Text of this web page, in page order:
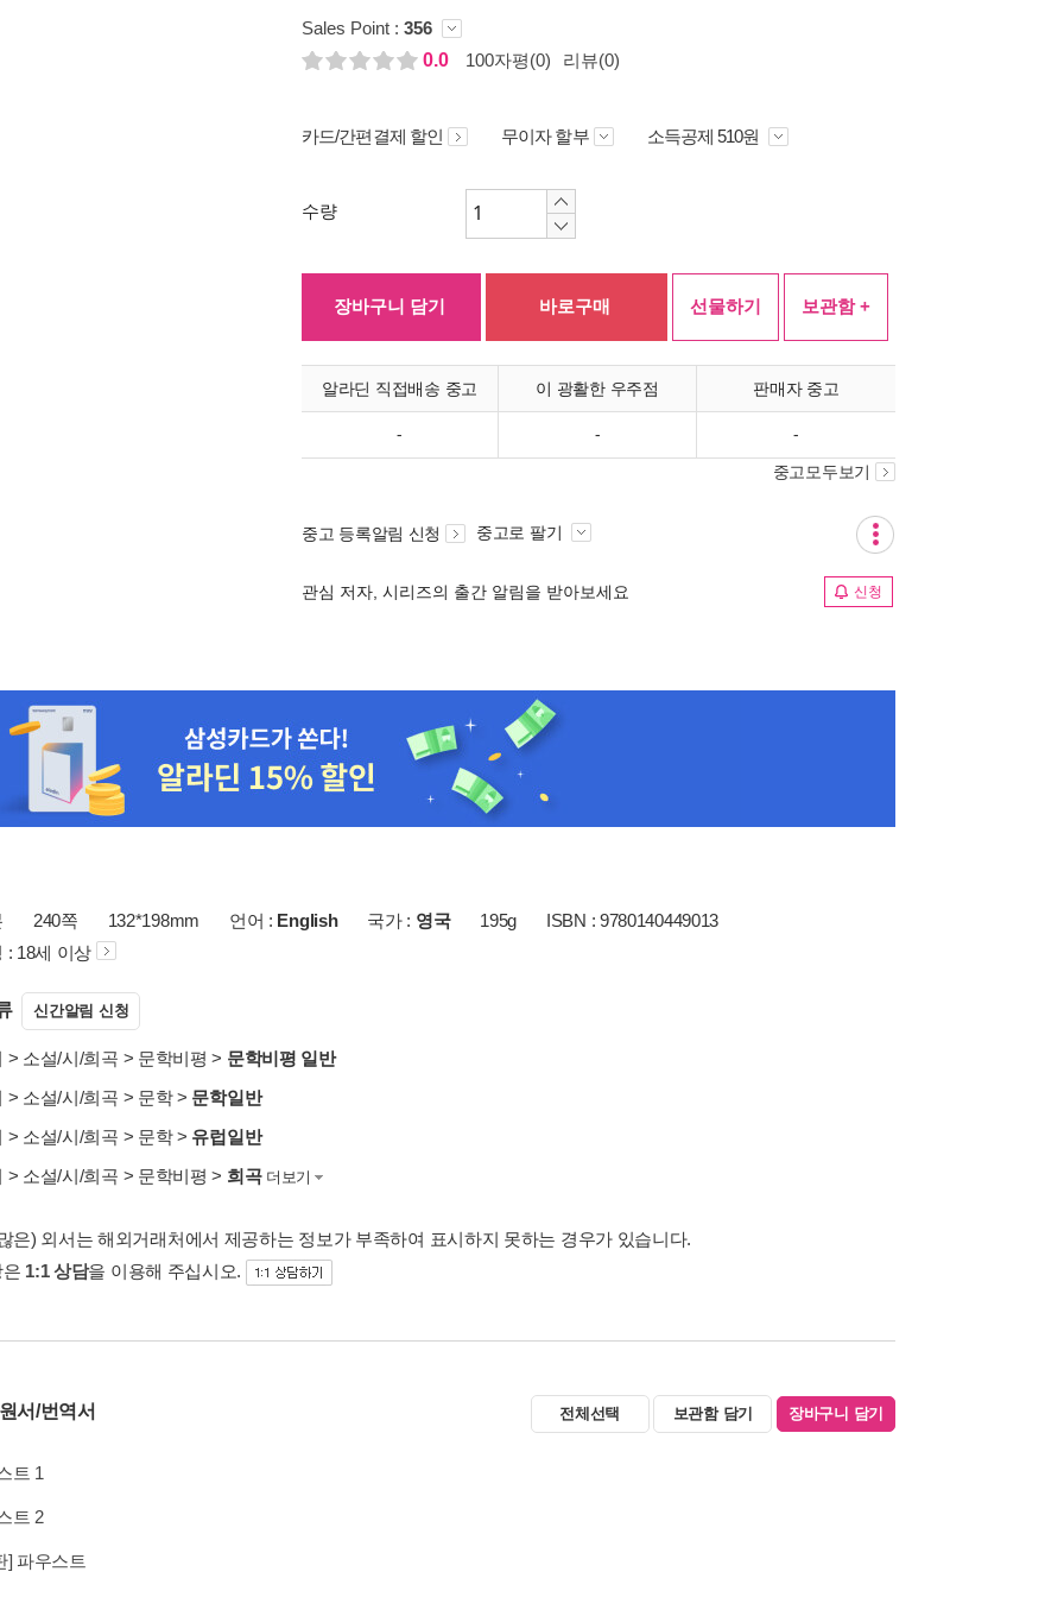
Sales Point : 356
0.0
100자평(0) 리뷰(0)
카드/간편결제 할인 무이자 할부 소득공제 510원
수량
장바구니 담기 바로구매 선물하기 보관함 +
알라딘 직접배송 중고 이 광활한 우주점 판매자 중고
- - -
중고모두보기
중고 등록알림 신청 중고로 팔기
관심 저자, 시리즈의 출간 알림을 받아보세요 신청
240쪽 132*198mm 언어 : English 국가 : 영국 195g
ISBN : 9780140449013
: 18세 이상
신간알림 신청
> 소설/시/희곡 > 문학비평 > 문학비평 일반
> 소설/시/희곡 > 문학> 문학일반
> 소설/시/희곡 > 문학> 유럽일반
> 소설/시/희곡 > 문학비평 > 희곡 더보기
은) 외서는 해외거래처에서 제공하는 정보가 부족하여 표시하지 못하는 경우가 있습니다.
1:1 상담을 이용해 주십시오.
서/번역서 전체선택 보관함 담기 장바구니 담기
트 1
트 2
] 파우스트